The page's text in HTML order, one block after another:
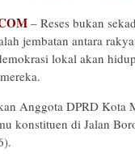
– Reses bukan
jembatan antara
lokal akan
Anggota DPRD Kota
konstituen di Jalan